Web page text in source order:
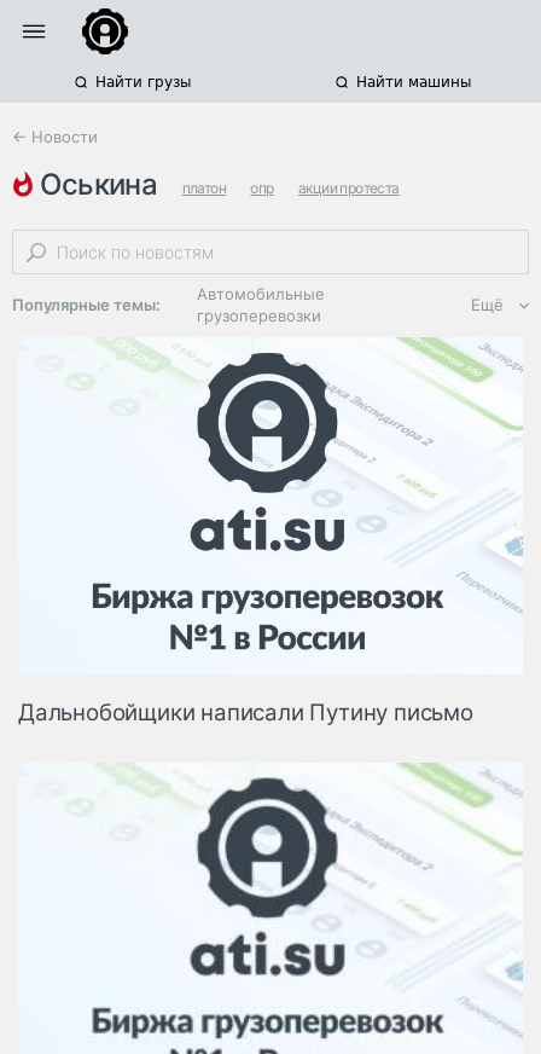
Найти грузы Найти машины
← Новости
оськина платон опр акции протеста
Популярные темы:
Автомобильные
грузоперевозки
Региональная
логистика
ЭДО, ИТ в
логистике
Дороги,
инфраструктура
Логистика, грузы
Негабаритные и
опасные грузы
Безопасность и
Таможня и ВЭД
грузовые
терминалы
Коммерческий
транспорт
Спецтехника
Автосервис,
запчасти, шины
Топливо, масла и
автохимия
Дзен
Ещё
Дальнобойщики написали Путину письмо